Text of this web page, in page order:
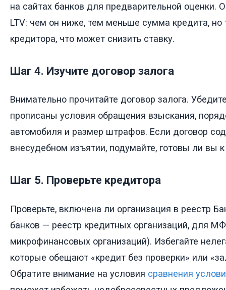
на сайтах банков для предварительной оценки.
LTV: чем он ниже, тем меньше сумма кредита,
кредитора, что может снизить ставку.
Шаг 4. Изучите договор залога
Внимательно прочитайте договор залога.
прописаны условия обращения взыскания,
автомобиля и размер штрафов. Если договор
внесудебном изъятии, подумайте, готовы ли вы
Шаг 5. Проверьте кредитора
Проверьте, включена ли организация в реестр
банков — реестр кредитных организаций, для
микрофинансовых организаций). Избегайте
которые обещают «кредит без проверки» или
Обратите внимание на условия сравнения